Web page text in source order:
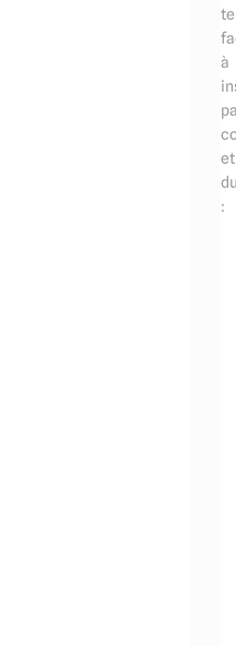
à
et
: